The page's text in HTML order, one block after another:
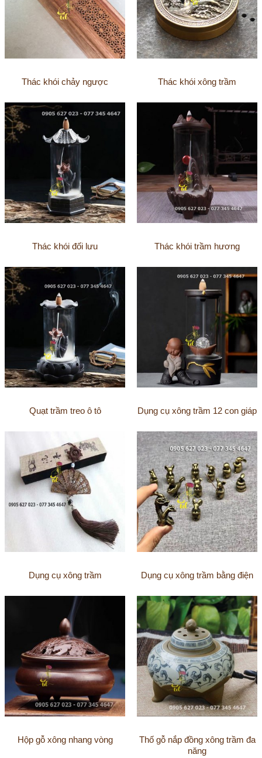
Thác khói chảy ngược Thác khói xông trầm
Thác khói đối lưu Thác khói trầm hương
Quạt trầm treo ô tô Dụng cụ xông trầm 12 con giáp
Dụng cụ xông trầm Dụng cụ xông trầm bằng điện
Hộp gỗ xông nhang vòng
Thố gỗ nắp đồng xông trầm đa
năng